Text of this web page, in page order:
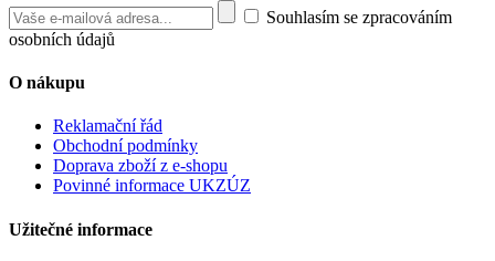
Souhlasím se zpracováním
osobních údajů
O nákupu
Reklamační řád
Obchodní podmínky
Doprava zboží z e-shopu
Povinné informace UKZÚZ
Užitečné informace